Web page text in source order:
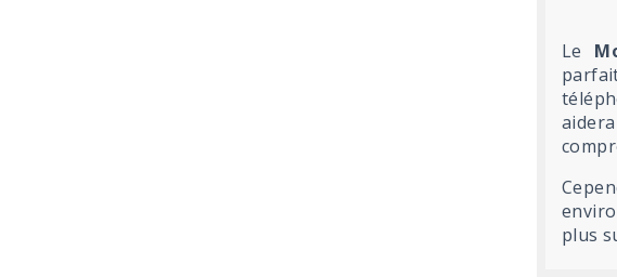
Le
plus